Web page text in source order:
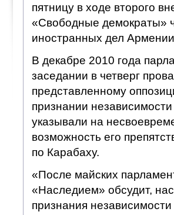
пятницу в ходе второго
«Свободные демократы»
иностранных дел
В декабре 2010 года
заседании в четверг
представленному
признании
указывали на
возможность его
по Карабаху.
«После майских
«Наследием» обсудит,
признания